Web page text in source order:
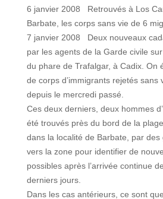
6 janvier 2008 Retrouvés à Los
Barbate, les corps sans vie de 6
7 janvier 2008 Deux nouveaux
par les agents de la Garde civile
du phare de Trafalgar, à Cadix. On
de corps d’immigrants rejetés sans
depuis le mercredi passé.
Ces deux derniers, deux hommes
été trouvés près du bord de la
dans la localité de Barbate, par des
vers la zone pour identifier de
possibles après l’arrivée continue
derniers jours.
Dans les cas antérieurs, ce sont